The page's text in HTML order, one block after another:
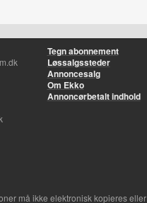
Tegn abonnement
Løssalgssteder
Annoncesalg
Om Ekko
Annoncørbetalt indhold
må ikke elektronisk kopieres eller